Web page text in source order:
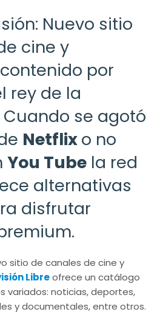
Nuevo sitio
cine y
por
rey de la
se agotó
Netflixo no
You Tube la red
alternativas
disfrutar
sitio de canales de cine y
Libreofrece un catálogo
variados: noticias, deportes,
y documentales, entre otros.